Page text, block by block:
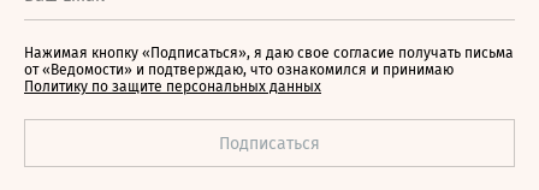
Нажимая кнопку «Подписаться», я даю свое согласие получать письма
от «Ведомости» и подтверждаю, что ознакомился и принимаю
Политику по защите персональных данных